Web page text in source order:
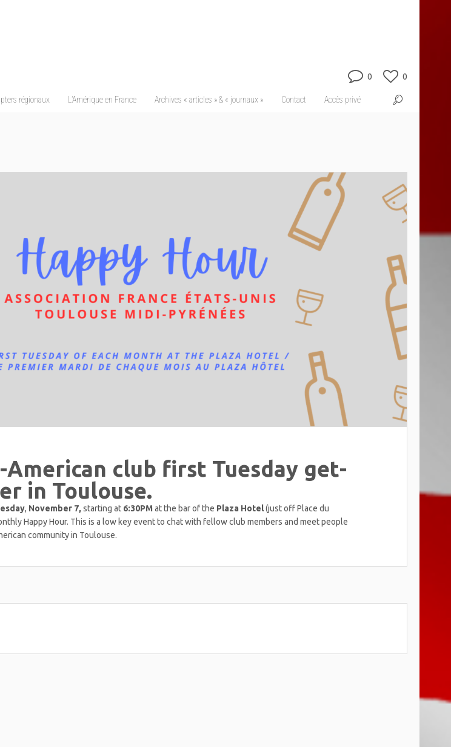
régionaux L’Amérique en France Archives « articles » & « journaux » Contact Accès privé
0 0
American club first Tuesday get-
in Toulouse.
, November 7, starting at 6:30PM at the bar of the Plaza Hotel(just off Place du
Happy Hour. This is a low key event to chat with fellow club members and meet people
community in Toulouse.